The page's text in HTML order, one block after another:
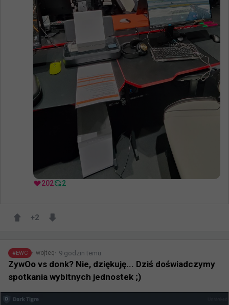
202 2
+2
#EWC wojteq 9 godzin temu
ZywOo vs donk? Nie, dziękuję... Dziś doświadczymy
spotkania wybitnych jednostek ;)